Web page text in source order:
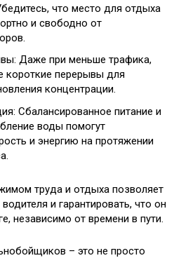
что место для отдыха
и свободно от
Даже при меньше трафика,
короткие перерывы для
концентрации.
Сбалансированное питание и
воды помогут
и энергию на протяжении
труда и отдыха позволяет
и гарантировать, что он
независимо от времени в пути.
– это не просто